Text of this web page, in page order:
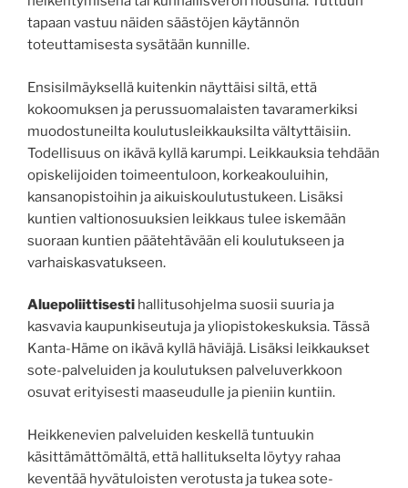
tapaan vastuu näiden säästöjen käytännön
toteuttamisesta sysätään kunnille.
Ensisilmäyksellä kuitenkin näyttäisi siltä, että
kokoomuksen ja perussuomalaisten tavaramerkiksi
muodostuneilta koulutusleikkauksilta vältyttäisiin.
Todellisuus on ikävä kyllä karumpi. Leikkauksia tehdään
opiskelijoiden toimeentuloon, korkeakouluihin,
kansanopistoihin ja aikuiskoulutustukeen. Lisäksi
kuntien valtionosuuksien leikkaus tulee iskemään
suoraan kuntien päätehtävään eli koulutukseen ja
varhaiskasvatukseen.
Aluepoliittisesti hallitusohjelma suosii suuria ja
kasvavia kaupunkiseutuja ja yliopistokeskuksia. Tässä
Kanta-Häme on ikävä kyllä häviäjä. Lisäksi leikkaukset
sote-palveluiden ja koulutuksen palveluverkkoon
osuvat erityisesti maaseudulle ja pieniin kuntiin.
Heikkenevien palveluiden keskellä tuntuukin
käsittämättömältä, että hallitukselta löytyy rahaa
keventää hyvätuloisten verotusta ja tukea sote-